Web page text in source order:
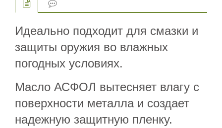
Идеально подходит для смазки и
защиты оружия во влажных
погодных условиях.
Масло АСФОЛ вытесняет влагу с
поверхности металла и создает
надежную защитную пленку.